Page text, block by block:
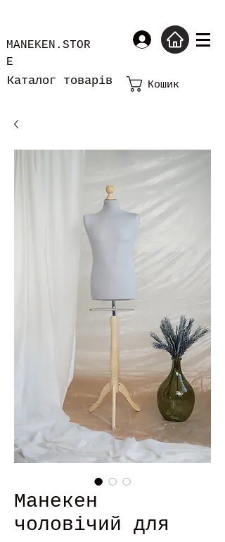
MANEKEN.STOR
E
Каталог товарів Кошик
Манекен
чоловічий для